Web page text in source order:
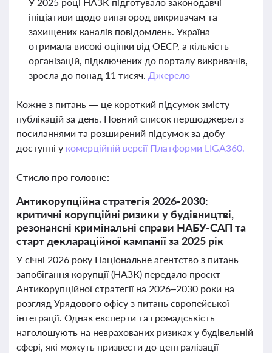
ініціативи щодо винагород викривачам та
захищених каналів повідомлень. Україна
отримала високі оцінки від ОЕСР, а кількість
організацій, підключених до порталу викривачів,
зросла до понад 11 тисяч. Джерело
Кожне з питань — це короткий підсумок змісту
публікацій за день. Повний список першоджерел з
посиланнями та розширений підсумок за добу
доступні у комерційній версії Платформи LIGA360.
Стисло про головне:
Антикорупційна стратегія 2026-2030:
критичні корупційні ризики у будівництві,
резонансні кримінальні справи НАБУ-САП та
старт деклараційної кампанії за 2025 рік
У січні 2026 року Національне агентство з питань
запобігання корупції (НАЗК) передало проєкт
Антикорупційної стратегії на 2026–2030 роки на
розгляд Урядового офісу з питань європейської
інтеграції. Однак експерти та громадськість
наголошують на неврахованих ризиках у будівельній
сфері, які можуть призвести до централізації